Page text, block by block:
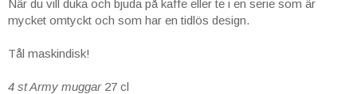
När du vill duka och bjuda på kaffe eller te i en serie som är
mycket omtyckt och som har en tidlös design.
Tål maskindisk!
4 st Army muggar 27 cl